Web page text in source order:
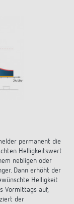
permanent die
Helligkeitswert
nebligen oder
Dann erhöht der
Helligkeit
Vormittags auf,
der